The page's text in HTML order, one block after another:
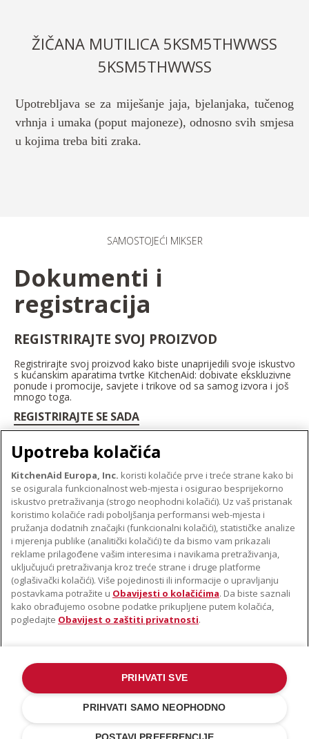
ŽIČANA MUTILICA 5KSM5THWWSS
5KSM5THWWSS
Upotrebljava se za miješanje jaja, bjelanjaka, tučenog
vrhnja i umaka (poput majoneze), odnosno svih smjesa
u kojima treba biti zraka.
SAMOSTOJEĆI MIKSER
Dokumenti i
registracija
REGISTRIRAJTE SVOJ PROIZVOD
Registrirajte svoj proizvod kako biste unaprijedili svoje iskustvo
s kućanskim aparatima tvrtke KitchenAid: dobivate ekskluzivne
ponude i promocije, savjete i trikove od sa samog izvora i još
mnogo toga.
REGISTRIRAJTE SE SADA
O TVRTKI KITCHENAID
Robna marka
Povijest
ODR
PODRŠKA
Pronađi trgovinu
Jamstvo i dokumenti
PRATITE NAS
©2022. Sva prava pridržana. KitchenAid i dizajn samostojećeg miksera
zaštitni su znakovi u SAD-u. i u drugim državama .
Obavijest o zaštiti privatnosti.Kolačić.Ostale države
Upotreba kolačića
KitchenAid Europa, Inc. koristi kolačiće prve i treće strane kako bi
se osigurala funkcionalnost web-mjesta i osigurao besprijekorno
iskustvo pretraživanja (strogo neophodni kolačići). Uz vaš pristanak
koristimo kolačiće radi poboljšanja performansi web-mjesta i
pružanja dodatnih značajki (funkcionalni kolačići), statističke analize
i mjerenja publike (analitički kolačići) te da bismo vam prikazali
reklame prilagođene vašim interesima i navikama pretraživanja,
uključujući pretraživanja kroz treće strane i druge platforme
(oglašivački kolačići). Više pojedinosti ili informacije o upravljanju
postavkama potražite u Obavijesti o kolačićima. Da biste saznali
kako obrađujemo osobne podatke prikupljene putem kolačića,
pogledajte Obavijest o zaštiti privatnosti.
PRIHVATI SAMO NEOPHODNO
PRIHVATI SVE